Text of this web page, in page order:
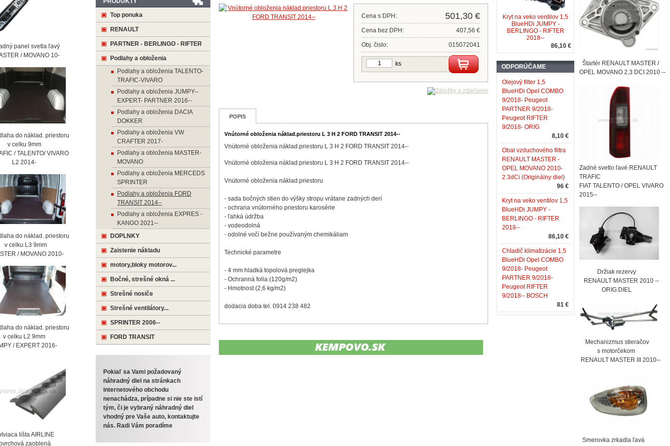
Cena s DPH: 501,30 €
Cena bez DPH: 407,56 €
Obj. čislo: 015072041
ks
POPIS
Vnútorné obloženia náklad.priestoru L 3 H 2 FORD TRANSIT 2014--
Vnútorné obloženia náklad.priestoru L 3 H 2 FORD TRANSIT 2014--
Vnútorné obloženia náklad.priestoru L 3 H 2 FORD TRANSIT 2014--
Vnútorné obloženia náklad.priestoru
- sada bočných stien do výšky stropu vrátane zadných derí
- ochrana vnútorného priestoru karosérie
- ľahká údržba
- vodeodolná
- odolné vočí bežne používaným chemikáliam
Technické parametre
- 4 mm hladká topolová preglejka
- Ochranná folia (120g/m2)
- Hmotnost (2,6 kg/m2)
dodacia doba tel. 0914 238 482
Kryt na veko ventilov 1,5
BlueHDi JUMPY -
BERLINGO - RIFTER
2018--
86,10 €
ODPORÚČAME
Olejový filter 1,5
BlueHDi Opel COMBO
9/2018- Peugeot
PARTNER 9/2018-
Peugeot RIFTER
9/2018- ORIG
8,10 €
Obal vzduchového filtra
RENAULT MASTER -
OPEL MOVANO 2010-
2.3dCi (Originálny diel)
96 €
Kryt na veko ventilov 1,5
BlueHDi JUMPY -
BERLINGO - RIFTER
2018--
86,10 €
Chladič klimatizácie 1,5
BlueHDi Opel COMBO
9/2018- Peugeot
PARTNER 9/2018-
Peugeot RIFTER
9/2018-- BOSCH
81 €
Top ponuka
RENAULT
PARTNER - BERLINGO - RIFTER
Podlahy a obloženia
Podlahy a obloženia TALENTO-
TRAFIC-VIVARO
Podlahy a obloženia JUMPY--
EXPERT- PARTNER 2016--
Podlahy a obloženia DACIA
DOKKER
Podlahy a obloženia VW
CRAFTER 2017-
Podlahy a obloženia MASTER-
MOVANO
Podlahy a obloženia MERCEDS
SPRINTER
Podlahy a obloženia FORD
TRANSIT 2014--
Podlahy a obloženia EXPRES -
KANGO 2021--
DOPLNKY
Zaistenie nákladu
motory,bloky motorov...
Bočné, strešné okná ...
Strešné nosiče
Strešné ventilátory...
SPRINTER 2006--
FORD TRANSIT
Pokiaľ sa Vami požadovaný
náhradný diel na stránkach
internetového obchodu
nenachádza, prípadne si nie ste istí
tým, či je vybraný náhradný diel
vhodný pre Vaše auto, kontaktujte
nás. Radi Vám poradíme
panel svetla ľavý
/ MOVANO 10-
do náklad. priestoru
9mm
/ TALENTO/ VIVARO
2014-
do náklad. priestoru
L3 9mm
/ MOVANO 2010-
do náklad. priestoru
L2 9mm
/ EXPERT 2016-
lišta AIRLINE
zaoblená
Štartér RENAULT MASTER /
OPEL MOVANO 2,3 DCI 2010 --
Zadné svetlo ľavé RENAULT
TRAFIC
FIAT TALENTO / OPEL VIVARO
2015--
Držiak rezervy
RENAULT MASTER 2010 --
ORIG.DIEL
Mechanizmus stieračov
s motorčekom
RENAULT MASTER III 2010--
Smerovka zrkadla ľavá